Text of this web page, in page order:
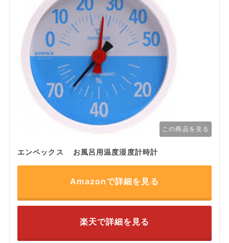
この商品を見る
エンペックス お風呂用温度湿度計時計
Amazonで詳細を見る
楽天で詳細を見る